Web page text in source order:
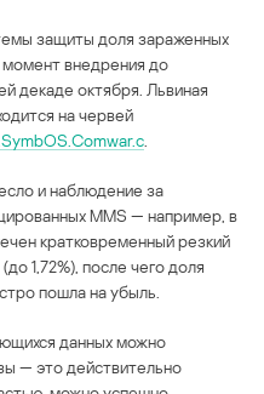
защиты доля зараженных
момент внедрения до
декаде октября. Львиная
на червей
и наблюдение за
MMS — например, в
кратковременный резкий
1,72%), после чего доля
пошла на убыль.
данных можно
— это действительно